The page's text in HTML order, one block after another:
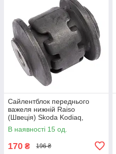
Сайлентблок переднього
важеля нижній Raiso
(Швеція) Skoda Kodiaq,
Шкода Кодьяк 16- #RL-
1K0182E UAJMCRX17
В наявності 15 од.
170 ₴ 196 ₴